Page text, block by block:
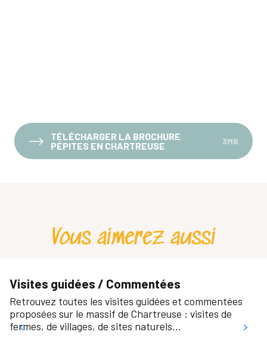
TÉLÉCHARGER LA BROCHURE
PÉPITES EN CHARTREUSE
3MB
Vous aimerez aussi
Visites guidées / Commentées
Retrouvez toutes les visites guidées et commentées
proposées sur le massif de Chartreuse : visites de
fermes, de villages, de sites naturels…